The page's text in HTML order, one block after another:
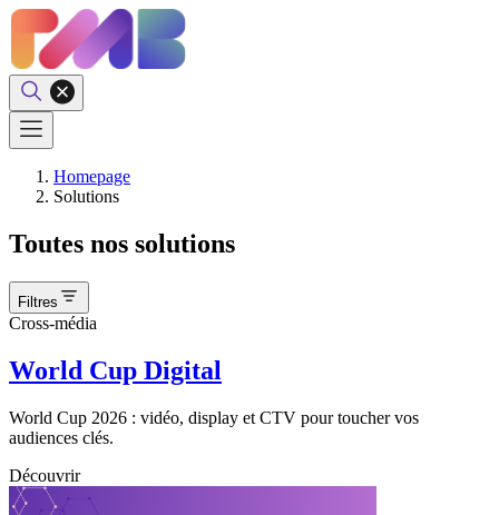
Homepage
Solutions
Toutes nos solutions
Filtres
Cross-média
World Cup Digital
World Cup 2026 : vidéo, display et CTV pour toucher vos
audiences clés.
Découvrir